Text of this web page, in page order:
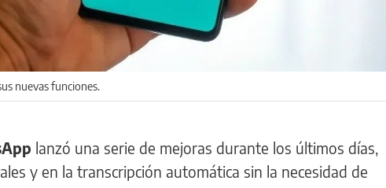
nuevas funciones.
lanzó una serie de mejoras durante los últimos días,
y en la transcripción automática sin la necesidad de